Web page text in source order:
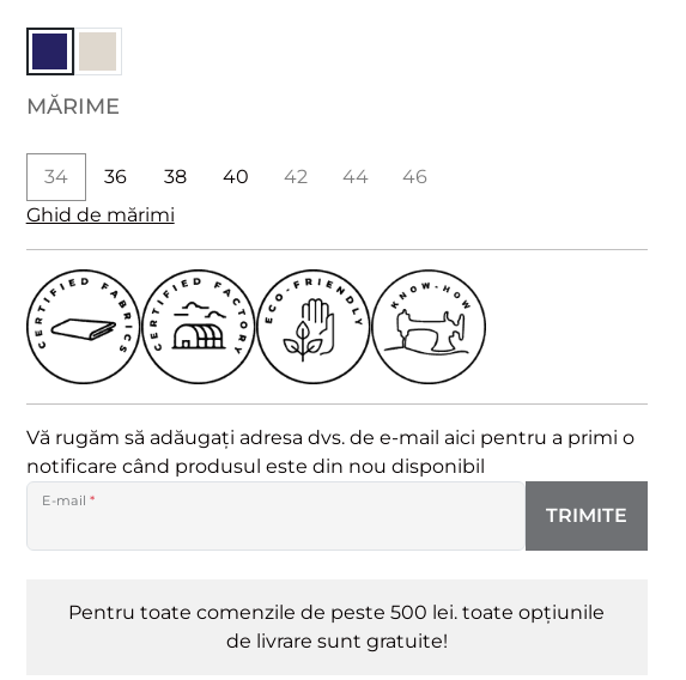
MĂRIME
34 36 38 40 42 44
46
Ghid de mărimi
Vă rugăm să adăugați adresa dvs. de e-mail aici pentru a primi o
notificare când produsul este din nou disponibil
E-mail *
TRIMITE
Pentru toate comenzile de peste 500 lei. toate opțiunile
de livrare sunt gratuite!